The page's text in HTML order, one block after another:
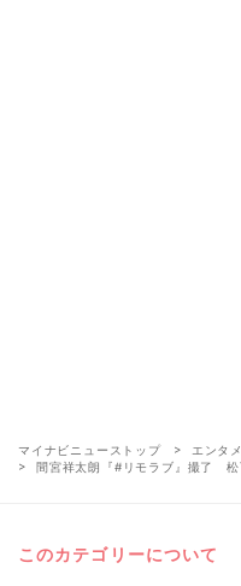
マイナビニューストップ エンタメ
間宮祥太朗『#リモラブ』撮了 松
このカテゴリーについて